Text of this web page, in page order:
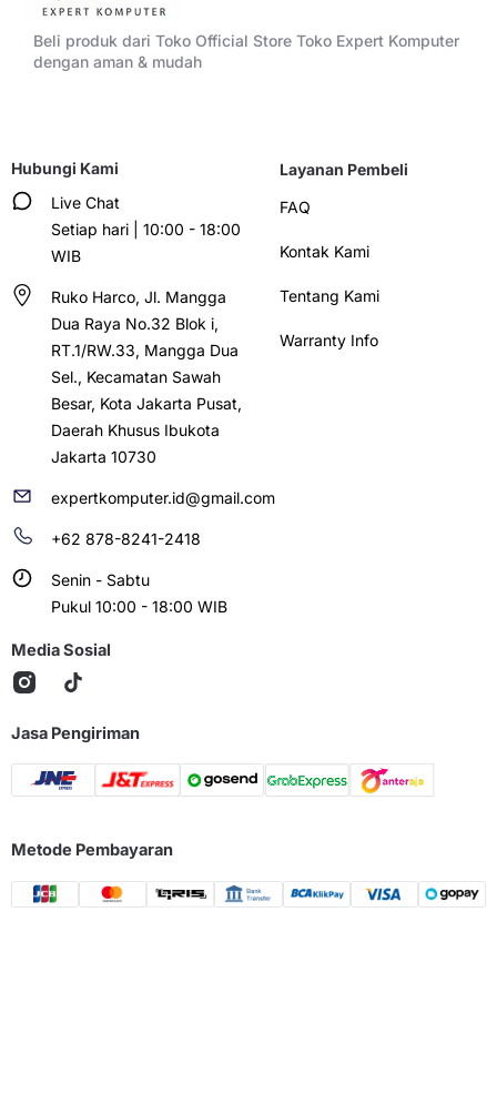
Beli produk dari Toko Official Store Toko Expert Komputer
dengan aman & mudah
Hubungi Kami
Live Chat
Setiap hari | 10:00 - 18:00
WIB
Ruko Harco, Jl. Mangga
Dua Raya No.32 Blok i,
RT.1/RW.33, Mangga Dua
Sel., Kecamatan Sawah
Besar, Kota Jakarta Pusat,
Daerah Khusus Ibukota
Jakarta 10730
expertkomputer.id@gmail.com
+62 878-8241-2418
Senin - Sabtu
Pukul 10:00 - 18:00 WIB
Layanan Pembeli
FAQ
Kontak Kami
Tentang Kami
Warranty Info
Media Sosial
Jasa Pengiriman
Metode Pembayaran